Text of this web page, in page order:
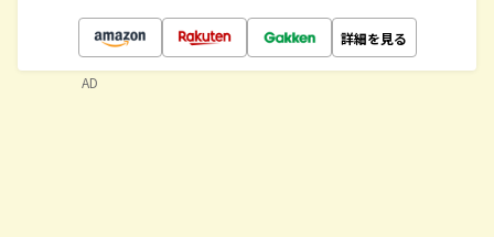
詳細を見る
AD